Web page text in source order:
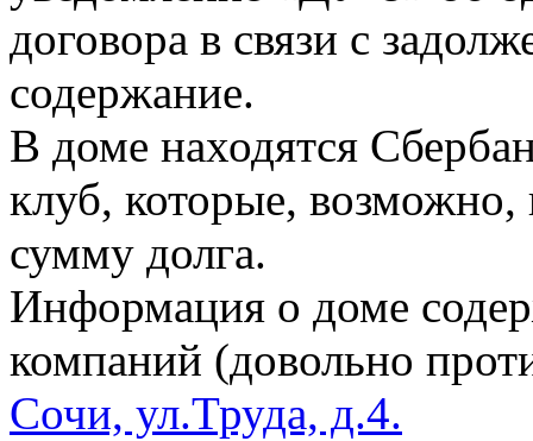
договора в связи с
содержание.
В доме находятся
клуб, которые,
сумму долга.
Информация о доме
компаний (довольно
Сочи, ул.Труда, д.4.